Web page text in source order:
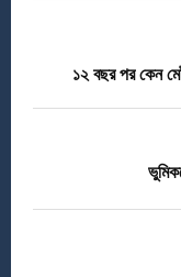
১২ বছর পর কেন